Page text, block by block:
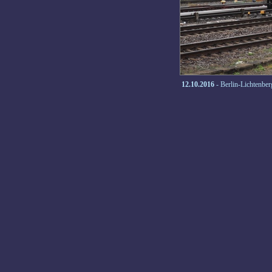
12.10.2016 - Berlin-